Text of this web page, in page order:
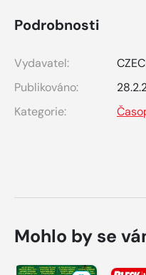
Podrobnosti
Vydavatel:
Publikováno:
Kategorie:
Mohlo by se